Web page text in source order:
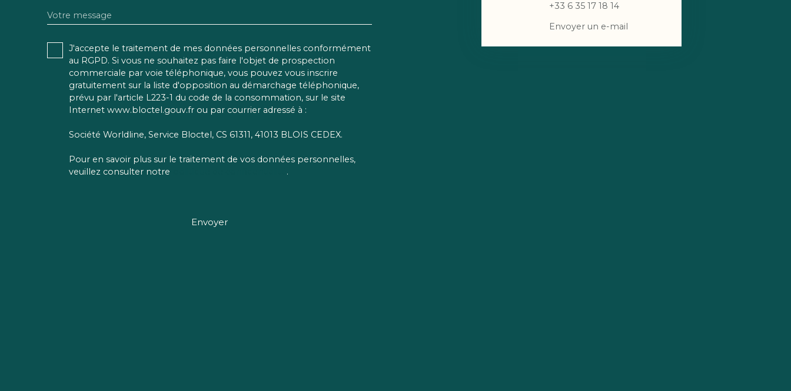
Votre message
J'accepte le traitement de mes données personnelles conformément
au RGPD. Si vous ne souhaitez pas faire l'objet de prospection
commerciale par voie téléphonique, vous pouvez vous inscrire
gratuitement sur la liste d'opposition au démarchage téléphonique,
prévu par l'article L223-1 du code de la consommation, sur le site
Internet www.bloctel.gouv.fr ou par courrier adressé à :
Société Worldline, Service Bloctel, CS 61311, 41013 BLOIS CEDEX.
Pour en savoir plus sur le traitement de vos données personnelles,
veuillez consulter notre
.
Envoyer
+33 6 35 17 18 14
Envoyer un e-mail